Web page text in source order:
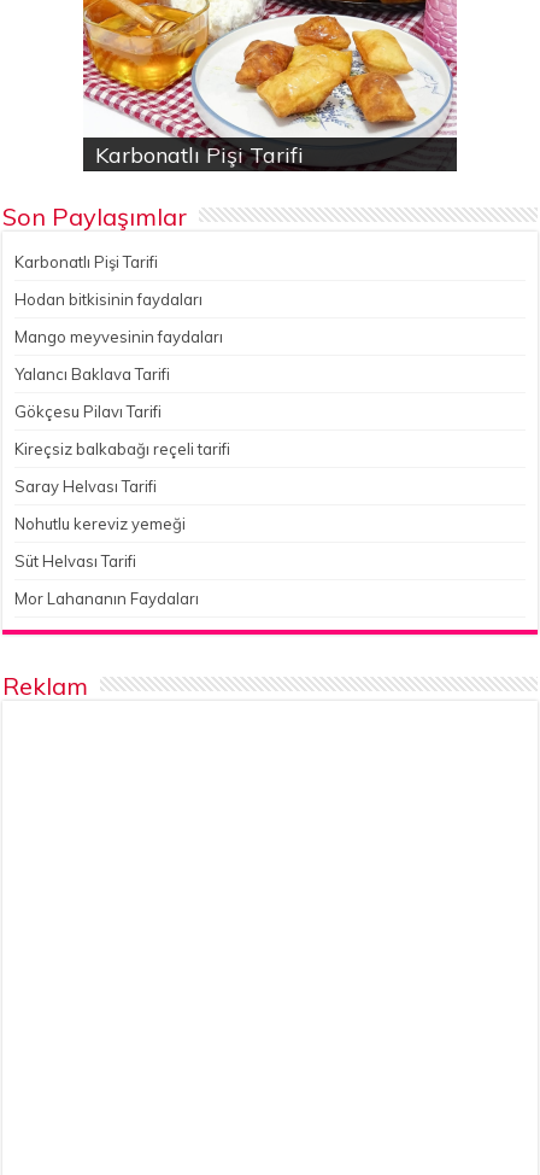
Karbonatlı Pişi Tarifi
Hodan bitkisinin faydaları
Yalancı Baklava Tarifi
Gökçesu Pilavı Tarifi
Nohutlu kereviz yemeği
Son Paylaşımlar
Karbonatlı Pişi Tarifi
Hodan bitkisinin faydaları
Mango meyvesinin faydaları
Yalancı Baklava Tarifi
Gökçesu Pilavı Tarifi
Kireçsiz balkabağı reçeli tarifi
Saray Helvası Tarifi
Nohutlu kereviz yemeği
Süt Helvası Tarifi
Mor Lahananın Faydaları
Reklam